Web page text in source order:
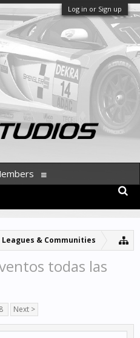
Log in or Sign up
Leagues & Communities
todas las
8 Next >